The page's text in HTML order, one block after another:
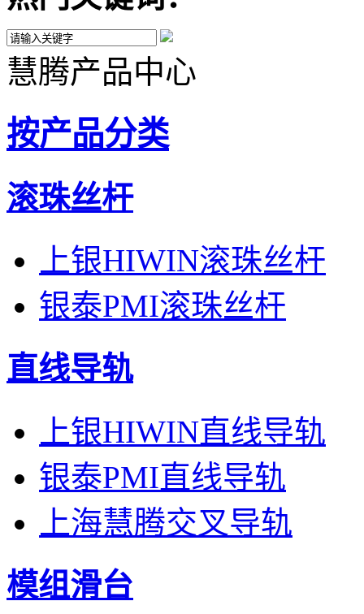
慧腾产品中心
按产品分类
滚珠丝杆
上银HIWIN滚珠丝杆
银泰PMI滚珠丝杆
直线导轨
上银HIWIN直线导轨
银泰PMI直线导轨
上海慧腾交叉导轨
模组滑台